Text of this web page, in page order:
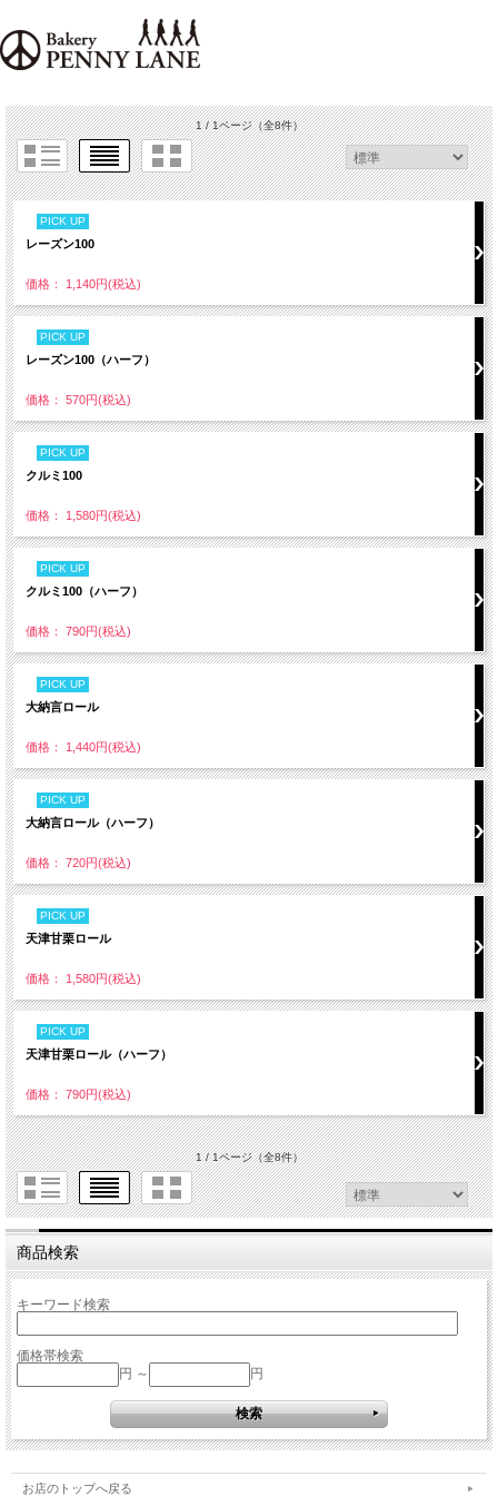
1 / 1ページ（全8件）
PICK UP
レーズン100
価格： 1,140円(税込)
PICK UP
レーズン100（ハーフ）
価格： 570円(税込)
PICK UP
クルミ100
価格： 1,580円(税込)
PICK UP
クルミ100（ハーフ）
価格： 790円(税込)
PICK UP
大納言ロール
価格： 1,440円(税込)
PICK UP
大納言ロール（ハーフ）
価格： 720円(税込)
PICK UP
天津甘栗ロール
価格： 1,580円(税込)
PICK UP
天津甘栗ロール（ハーフ）
価格： 790円(税込)
1 / 1ページ（全8件）
商品検索
キーワード検索
価格帯検索
円 ～
円
お店のトップへ戻る